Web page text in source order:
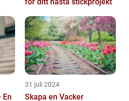
En
31 juli 2024
Skapa en Vacker